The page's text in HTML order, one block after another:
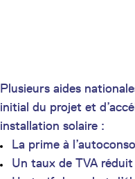
Plusieurs aides
initial du projet et
installation solaire :
La prime à
Un taux de TVA